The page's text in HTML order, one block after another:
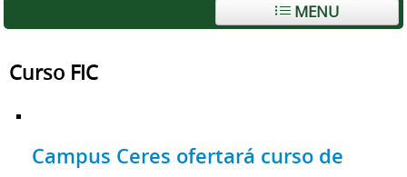
MENU
Curso FIC
Campus Ceres ofertará curso de